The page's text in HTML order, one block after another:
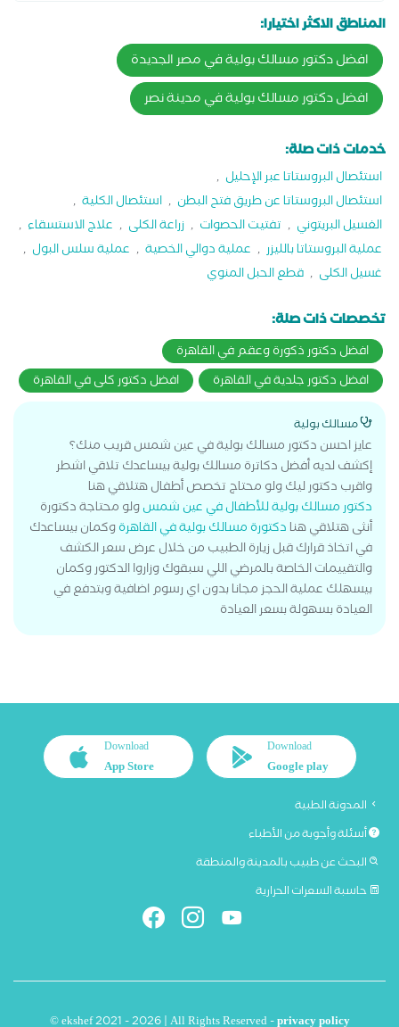
المناطق الاكثر اختيارا:
افضل دكتور مسالك بولية في مصر الجديدة
افضل دكتور مسالك بولية في مدينة نصر
خدمات ذات صلة:
استئصال البروستاتا عبر الإحليل ,
استئصال البروستاتا عن طريق فتح البطن , استئصال الكلية ,
الغسيل البريتوني , تفتيت الحصوات , زراعة الكلى , علاج الاستسقاء ,
عملية البروستاتا بالليزر , عملية دوالي الخصية , عملية سلس البول ,
غسيل الكلى , قطع الحبل المنوي
تخصصات ذات صلة:
افضل دكتور ذكورة وعقم في القاهرة
افضل دكتور جلدية في القاهرة
افضل دكتور كلى في القاهرة
مسالك بولية
عايز احسن دكتور مسالك بولية في عين شمس قريب منك؟
إكشف لديه أفضل دكاترة مسالك بولية بيساعدك تلاقي اشطر
واقرب دكتور ليك ولو محتاج تخصص أطفال هتلاقي هنا
دكتور مسالك بولية للأطفال في عين شمسولو محتاجة دكتورة
أنثى هتلاقي هنا دكتورة مسالك بولية في القاهرةوكمان بيساعدك
في اتخاذ قرارك قبل زيارة الطبيب من خلال عرض سعر الكشف
والتقييمات الخاصة بالمرضي اللي سبقوك وزاروا الدكتور وكمان
بيسهلك عملية الحجز مجانا بدون اي رسوم اضافية وبتدفع في
العيادة بسهولة بسعر العيادة
Download
Google play
Download
App Store
المدونة الطبية
أسئلة وأجوبة من الأطباء
البحث عن طبيب بالمدينة والمنطقة
حاسبة السعرات الحرارية